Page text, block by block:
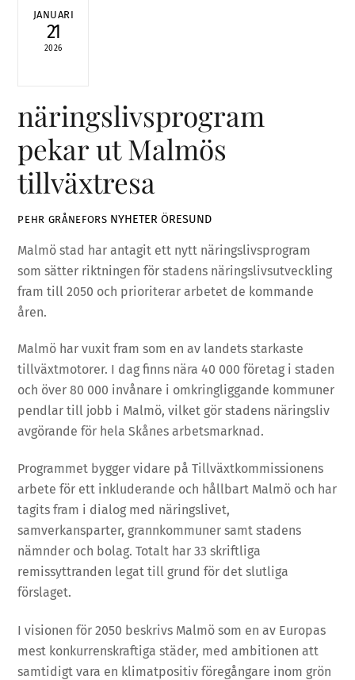
JANUARI
21
2026
näringslivsprogram
pekar ut Malmös
tillväxtresa
PEHR GRÅNEFORS NYHETER ÖRESUND
Malmö stad har antagit ett nytt näringslivsprogram
som sätter riktningen för stadens näringslivsutveckling
fram till 2050 och prioriterar arbetet de kommande
åren.
Malmö har vuxit fram som en av landets starkaste
tillväxtmotorer. I dag finns nära 40 000 företag i staden
och över 80 000 invånare i omkringliggande kommuner
pendlar till jobb i Malmö, vilket gör stadens näringsliv
avgörande för hela Skånes arbetsmarknad.
Programmet bygger vidare på Tillväxtkommissionens
arbete för ett inkluderande och hållbart Malmö och har
tagits fram i dialog med näringslivet,
samverkansparter, grannkommuner samt stadens
nämnder och bolag. Totalt har 33 skriftliga
remissyttranden legat till grund för det slutliga
förslaget.
I visionen för 2050 beskrivs Malmö som en av Europas
mest konkurrenskraftiga städer, med ambitionen att
samtidigt vara en klimatpositiv föregångare inom grön